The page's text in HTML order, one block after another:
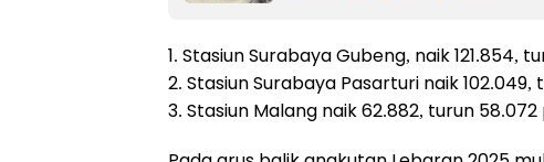
1. Stasiun Surabaya Gubeng, naik 121.854,
2. Stasiun Surabaya Pasarturi naik
3. Stasiun Malang naik 62.882, turun